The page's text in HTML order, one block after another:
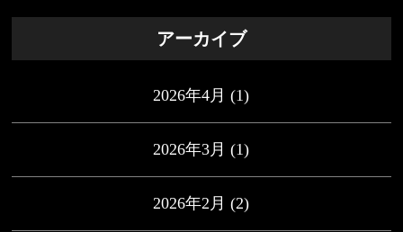
アーカイブ
2026年4月 (1)
2026年3月 (1)
2026年2月 (2)